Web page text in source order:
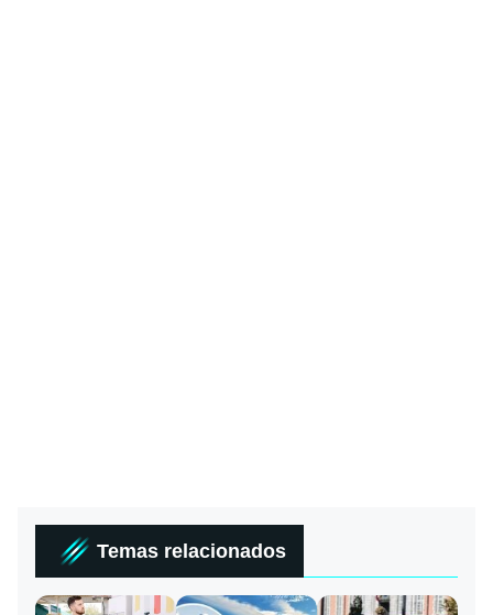
Temas relacionados